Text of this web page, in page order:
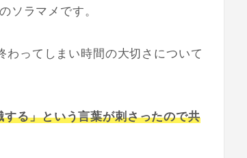
ソラマメです。
ってしまい時間の大切さについて
る」という言葉が刺さったので共